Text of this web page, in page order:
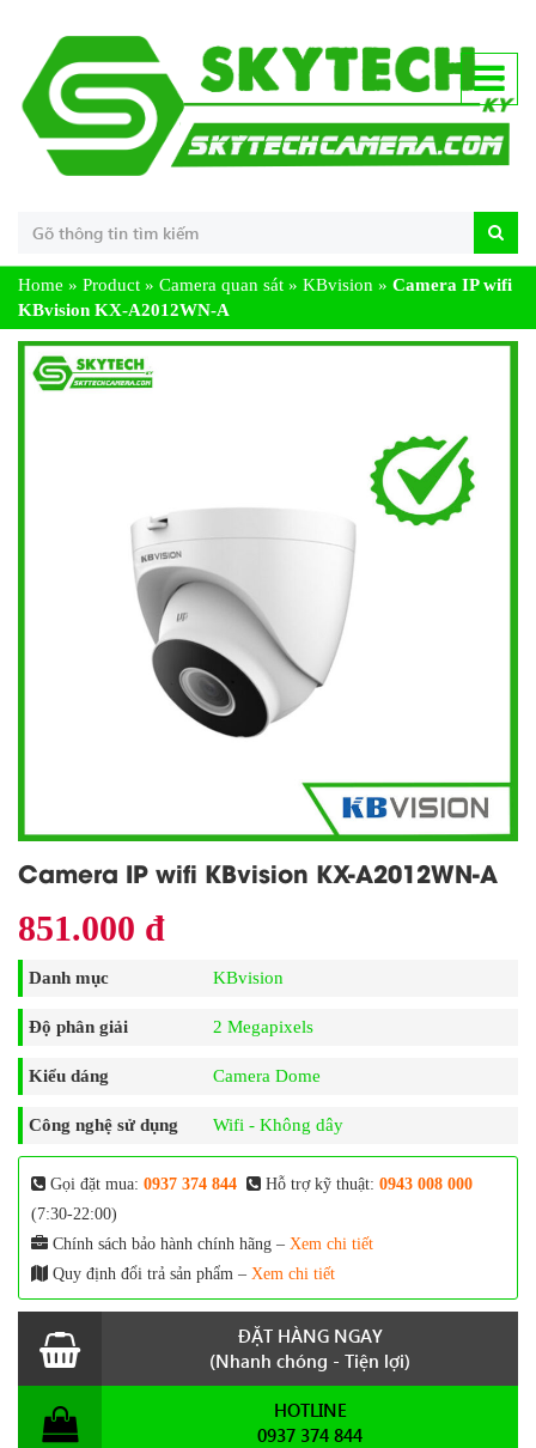
Home » Product » Camera quan sát » KBvision » Camera IP wifi
KBvision KX-A2012WN-A
Camera IP wifi KBvision KX-A2012WN-A
851.000 đ
Danh mục KBvision
Độ phân giải 2 Megapixels
Kiểu dáng Camera Dome
Công nghệ sử dụng Wifi - Không dây
Gọi đặt mua: 0937 374 844 Hỗ trợ kỹ thuật: 0943 008 000
(7:30-22:00)
Chính sách bảo hành chính hãng – Xem chi tiết
Quy định đổi trả sản phẩm – Xem chi tiết
ĐẶT HÀNG NGAY
(Nhanh chóng - Tiện lợi)
HOTLINE
0937 374 844